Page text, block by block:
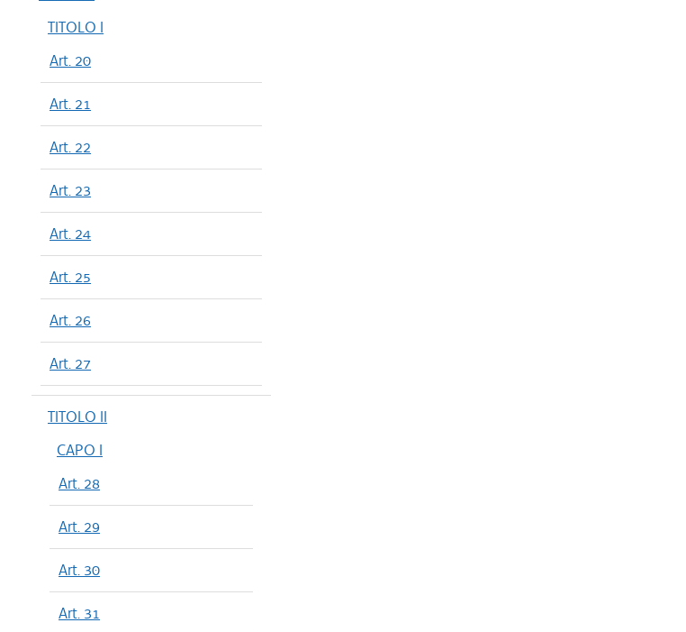
TITOLO I
Art. 20
Art. 21
Art. 22
Art. 23
Art. 24
Art. 25
Art. 26
Art. 27
TITOLO II
CAPO I
Art. 28
Art. 29
Art. 30
Art. 31